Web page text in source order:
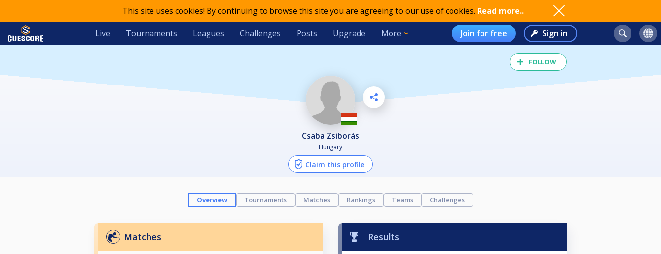
This site uses cookies! By continuing to browse this site you are agreeing to our use of cookies. Read more..
Live Tournaments Leagues Challenges Posts Upgrade More Join for free Sign in
FOLLOW
Csaba Zsiborás
Hungary
Claim this profile
Overview Tournaments Matches Rankings Teams Challenges
Matches Results